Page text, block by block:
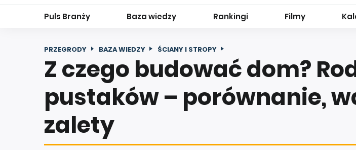
Puls Branży Baza wiedzy Rankingi Filmy
PRZEGRODY BAZA WIEDZY ŚCIANY I STROPY
Z czego budować dom?
pustaków – porównanie,
zalety